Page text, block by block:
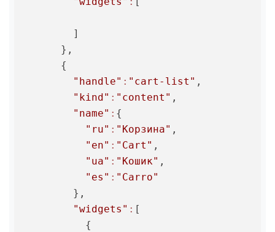
        ]
      },
      {
"handle" : "cart-list" ,
"kind" : "content" ,
"name" : {
"ru" : "Корзина" ,
"en" : "Cart" ,
"ua" : "Кошик" ,
"es" : "Carro"
        },
"widgets" : [
          {